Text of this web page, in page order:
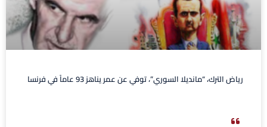
رياض الترك، “مانديلا السوري”، توفي عن عمر يناهز 93 عاماً في فرنسا